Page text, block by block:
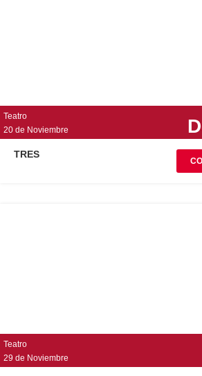
Teatro
20 de Noviembre
TRES
Teatro
29 de Noviembre